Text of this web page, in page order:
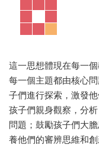
這一思想體現在每一
每一個主題都由核心
子們進行探索，激發
孩子們親身觀察，分
問題；鼓勵孩子們大
養他們的審辨思維和創